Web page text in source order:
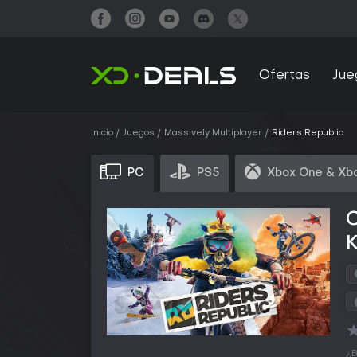
Ofertas
Inicio Juegos Massively Multiplayer Riders Republic
PC PS5 Xbox One &